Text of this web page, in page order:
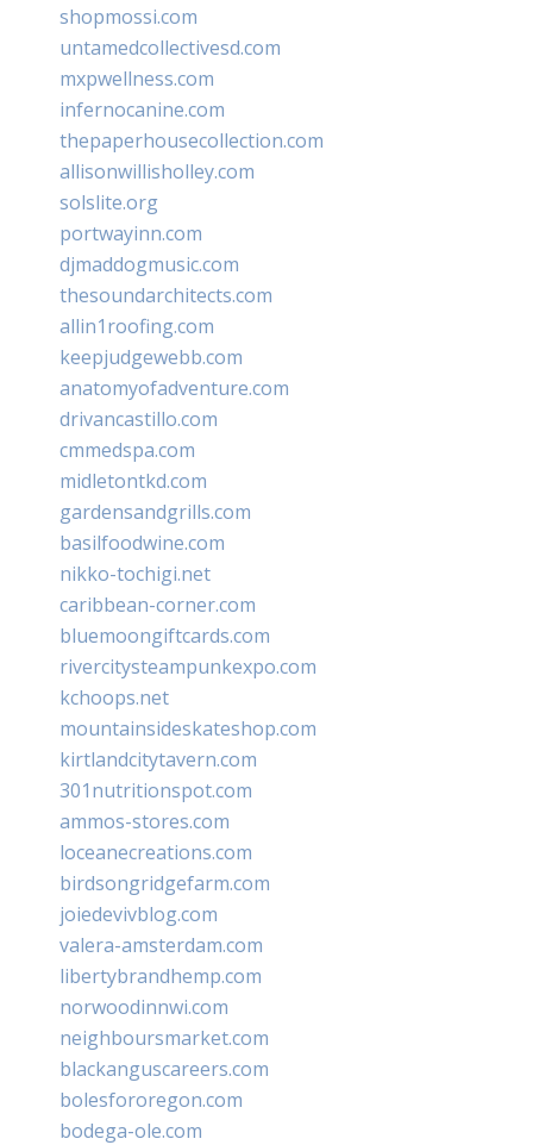
shopmossi.com
untamedcollectivesd.com
mxpwellness.com
infernocanine.com
thepaperhousecollection.com
allisonwillisholley.com
solslite.org
portwayinn.com
djmaddogmusic.com
thesoundarchitects.com
allin1roofing.com
keepjudgewebb.com
anatomyofadventure.com
drivancastillo.com
cmmedspa.com
midletontkd.com
gardensandgrills.com
basilfoodwine.com
nikko-tochigi.net
caribbean-corner.com
bluemoongiftcards.com
rivercitysteampunkexpo.com
kchoops.net
mountainsideskateshop.com
kirtlandcitytavern.com
301nutritionspot.com
ammos-stores.com
loceanecreations.com
birdsongridgefarm.com
joiedevivblog.com
valera-amsterdam.com
libertybrandhemp.com
norwoodinnwi.com
neighboursmarket.com
blackanguscareers.com
bolesfororegon.com
bodega-ole.com